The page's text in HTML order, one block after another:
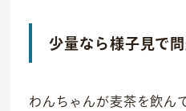
少量なら様子見で
わんちゃんが麦茶を飲ん